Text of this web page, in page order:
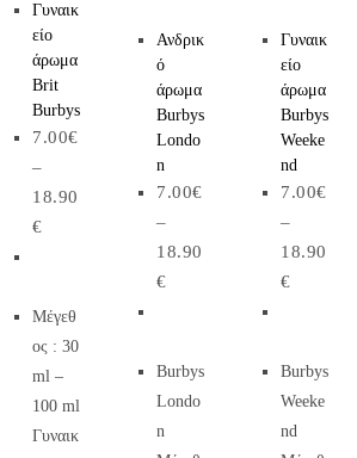
Γυναικ
είο
άρωμα
Brit
Burbys
7.00€
–
18.90
€
Μέγεθ
ος : 30
ml –
100 ml
Γυναικ
Ανδρικ
ό
άρωμα
Burbys
Londo
n
7.00€
–
18.90
€
Burbys
Londo
n
Γυναικ
είο
άρωμα
Burbys
Weeke
nd
7.00€
–
18.90
€
Burbys
Weeke
nd